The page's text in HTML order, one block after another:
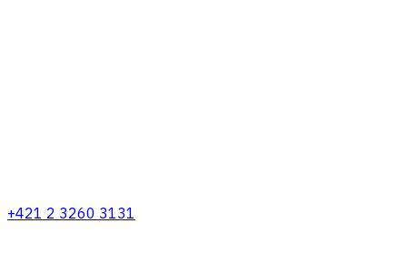
+421 2 3260 3131